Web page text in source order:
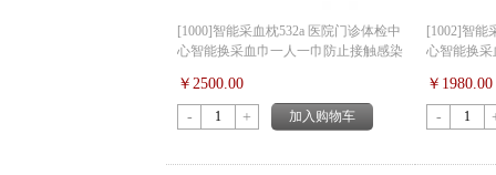
[1000]智能采血枕532a 医院门诊体检中
心智能换采血巾一人一巾防止接触感染
￥2500.00
-
+ 加入购物车
[1002]智能
心智能换
￥1980.00
-